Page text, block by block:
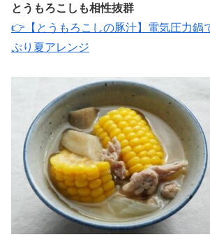
とうもろこしも相性抜群
👉【とうもろこしの豚汁】電気圧力鍋
ぷり夏アレンジ